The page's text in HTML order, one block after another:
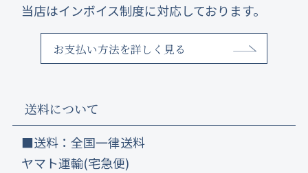
当店はインボイス制度に対応しております。
お支払い方法を詳しく見る
送料について
■送料：全国一律送料
ヤマト運輸(宅急便)